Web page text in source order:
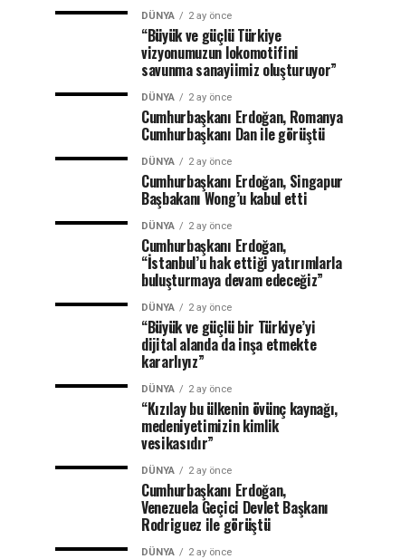
DÜNYA 2 ay önce
“Büyük ve güçlü Türkiye
vizyonumuzun lokomotifini
savunma sanayiimiz oluşturuyor”
DÜNYA 2 ay önce
Cumhurbaşkanı Erdoğan, Romanya
Cumhurbaşkanı Dan ile görüştü
DÜNYA 2 ay önce
Cumhurbaşkanı Erdoğan, Singapur
Başbakanı Wong’u kabul etti
DÜNYA 2 ay önce
Cumhurbaşkanı Erdoğan,
“İstanbul’u hak ettiği yatırımlarla
buluşturmaya devam edeceğiz”
DÜNYA 2 ay önce
“Büyük ve güçlü bir Türkiye’yi
dijital alanda da inşa etmekte
kararlıyız”
DÜNYA 2 ay önce
“Kızılay bu ülkenin övünç kaynağı,
medeniyetimizin kimlik
vesikasıdır”
DÜNYA 2 ay önce
Cumhurbaşkanı Erdoğan,
Venezuela Geçici Devlet Başkanı
Rodriguez ile görüştü
DÜNYA 2 ay önce